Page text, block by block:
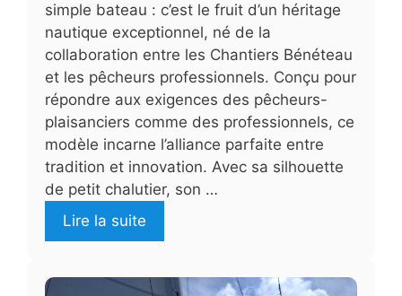
simple bateau : c’est le fruit d’un héritage
nautique exceptionnel, né de la
collaboration entre les Chantiers Bénéteau
et les pêcheurs professionnels. Conçu pour
répondre aux exigences des pêcheurs-
plaisanciers comme des professionnels, ce
modèle incarne l’alliance parfaite entre
tradition et innovation. Avec sa silhouette
de petit chalutier, son …
Lire la suite